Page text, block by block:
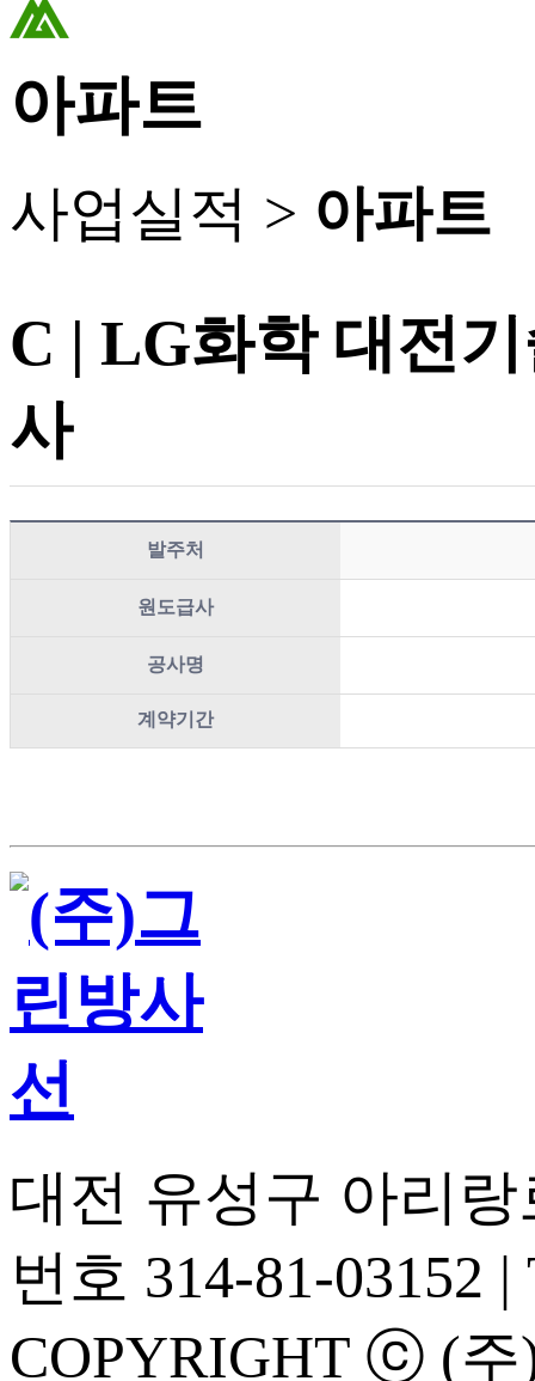
아파트
사업실적 > 아파트
C | LG화학 대전
사
발주처
원도급사
공사명
계약기간
대전 유성구 아리
번호 314-81-03152
COPYRIGHT ⓒ (주